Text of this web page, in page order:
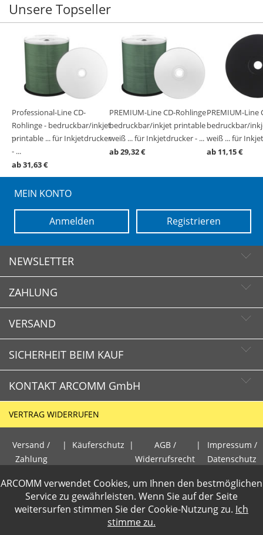
ARCOMM verwendet Cookies, um Ihnen den bestmöglichen
Service zu gewährleisten. Wenn Sie auf der Seite
weitersurfen stimmen Sie der Cookie-Nutzungzu. Ich
stimme zu.
Unsere Topseller
Professional-Line CD-
Rohlinge - bedruckbar/inkjet
printable ... für Inkjetdrucker
- ...
ab 31,63 €
PREMIUM-Line CD-Rohlinge -
bedruckbar/inkjet printable
weiß ... für Inkjetdrucker - ...
ab 29,32 €
PREMIUM-Line
bedruckbar/
weiß ... für
ab 11,15 €
-
-
MEIN KONTO
Registrieren
Anmelden
NEWSLETTER
Newsletter abonnieren
Newsletter abbestellen
ZAHLUNG
VERSAND
SICHERHEIT BEIM KAUF
Schnelle Lieferzeiten
Käuferschutz
Sichere Zahlung mit SSL-Verschlüsselung
Datenschutz
perfekter Schutz gegen kriminelle Angriffe
Sicheres Bezahlen mit Kreditkarte
KONTAKT ARCOMM GmbH
+49 (0)30 351 26 92 80
E-Mail
info@arcomm.de
VERTRAG WIDERRUFEN
Versand /
Zahlung
| Käuferschutz |
AGB /
Widerrufsrecht
|
Impressum /
Datenschutz
Gewerbetreibende loggen sich bitte ein f�r die Anzeige der
Nettopreise. Preisangaben inkl.19% MwSt und zzgl.Service- und
Versandkosten